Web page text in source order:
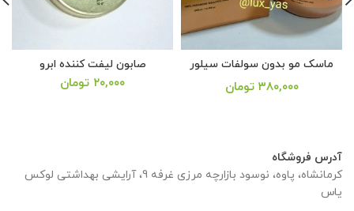
ماسک مو بدون سولفات سیلور
۳۸۰,۰۰۰ تومان
صابون لیفت کننده ابرو
۲۰,۰۰۰ تومان
آدرس فروشگاه
کرمانشاه، پاوه، نوسود بازارچه مرزی غرفه 9، آرایشی بهداشتی لوکس
یاس